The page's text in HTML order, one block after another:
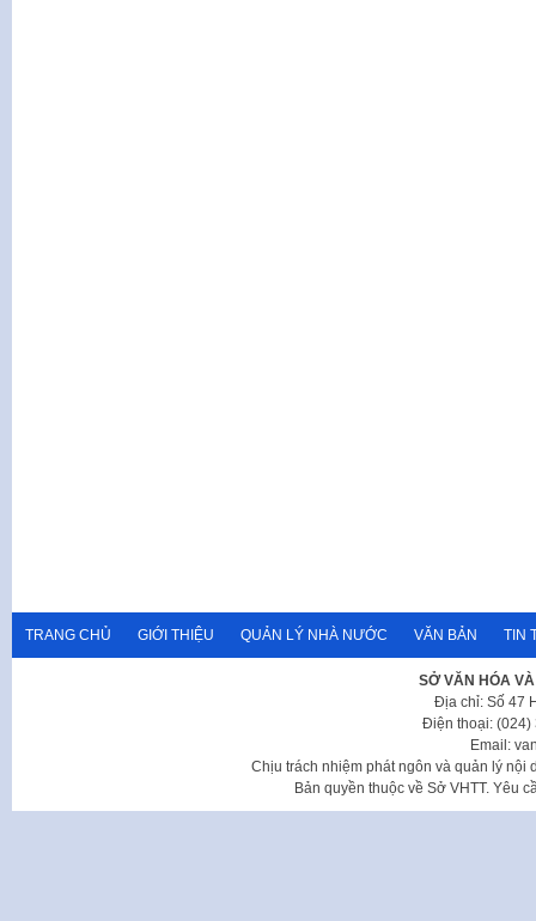
TRANG CHỦ GIỚI THIỆU QUẢN LÝ NHÀ NƯỚC VĂN BẢN TIN
SỞ VĂN HÓA
Địa chỉ: Số 47
Điện thoại: (024)
Email:
Chịu trách nhiệm phát ngôn và quản lý nội
Bản quyền thuộc về Sở VHTT. Yêu